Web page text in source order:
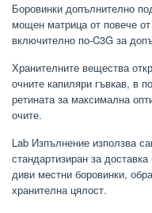
Боровинки допълнително
мощен матрица от повече
включително по-C3G за
Хранителните вещества
очните капиляри гъвкав, в
ретината за максимална
очите.
Lab Изпълнение използва
стандартизиран за
диви местни боровинки,
хранителна цялост.